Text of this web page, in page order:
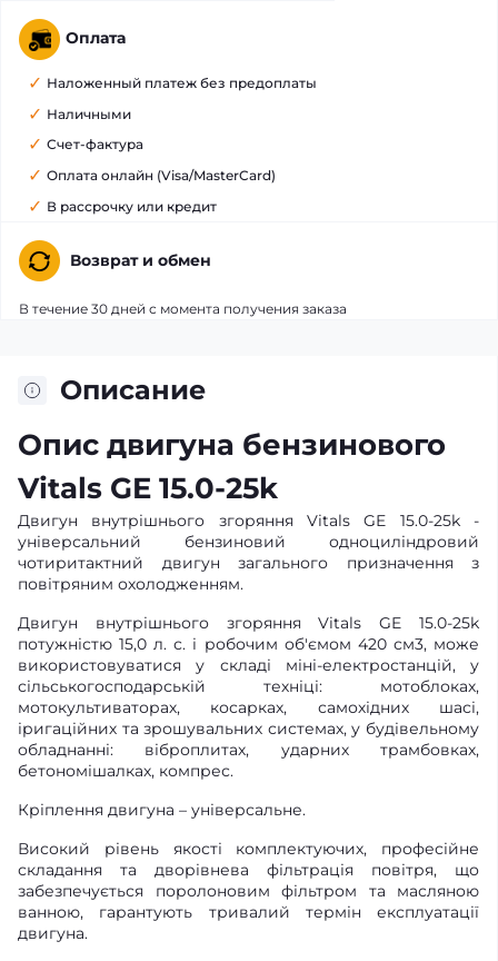
Оплата
Наложенный платеж без предоплаты
Наличными
Счет-фактура
Оплата онлайн (Visa/MasterCard)
В рассрочку или кредит
Возврат и обмен
В течение 30 дней с момента получения заказа
Описание
Опис двигуна бензинового
Vitals GE 15.0-25k
Двигун внутрішнього згоряння Vitals GE 15.0-25k -
універсальний бензиновий одноциліндровий
чотиритактний двигун загального призначення з
повітряним охолодженням.
Двигун внутрішнього згоряння Vitals GE 15.0-25k
потужністю 15,0 л. с. і робочим об'ємом 420 см3, може
використовуватися у складі міні-електростанцій, у
сільськогосподарській техніці: мотоблоках,
мотокультиваторах, косарках, самохідних шасі,
іригаційних та зрошувальних системах, у будівельному
обладнанні: віброплитах, ударних трамбовках,
бетономішалках, компрес.
Кріплення двигуна – універсальне.
Високий рівень якості комплектуючих, професійне
складання та дворівнева фільтрація повітря, що
забезпечується поролоновим фільтром та масляною
ванною, гарантують тривалий термін експлуатації
двигуна.